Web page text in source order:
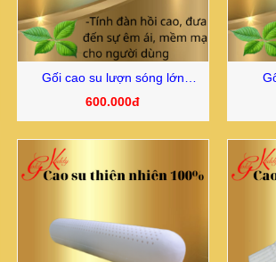
Gối cao su lượn sóng lớn
38*50*8/10 cm
600.000đ